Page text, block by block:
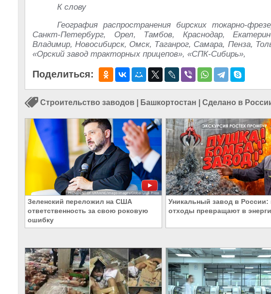
К слову
География распространения бирских токарно-
Санкт-Петербург, Орел, Тамбов, Краснодар,
Владимир, Новосибирск, Омск, Таганрог, Самара, Пенза,
«Орский завод тракторных прицепов», «СПК-Сибирь»,
Поделиться:
Строительство заводов Башкортостан Сделано в
Зеленский переложил на США
ответственность за свою роковую
ошибку
Уникальный завод в России:
отходы превращают в